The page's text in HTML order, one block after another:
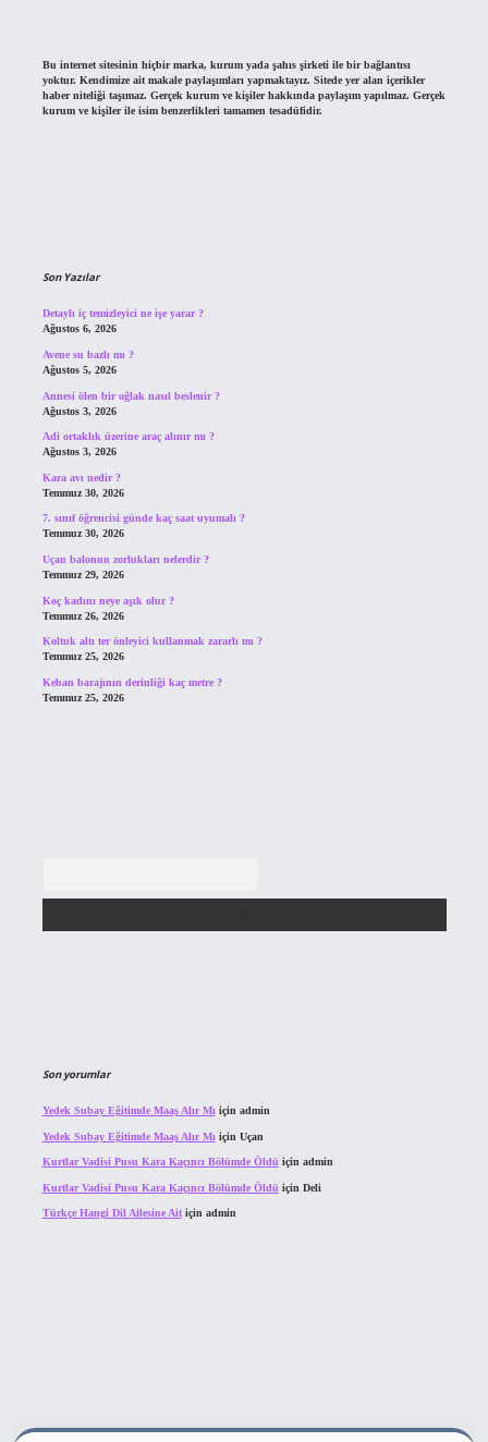
Bu internet sitesinin hiçbir marka, kurum yada şahıs şirketi ile bir bağlantısı
yoktur. Kendimize ait makale paylaşımları yapmaktayız. Sitede yer alan içerikler
haber niteliği taşımaz. Gerçek kurum ve kişiler hakkında paylaşım yapılmaz. Gerçek
kurum ve kişiler ile isim benzerlikleri tamamen tesadüfidir.
Son Yazılar
Detaylı iç temizleyici ne işe yarar ?
Ağustos 6, 2026
Avene su bazlı mı ?
Ağustos 5, 2026
Annesi ölen bir oğlak nasıl beslenir ?
Ağustos 3, 2026
Adi ortaklık üzerine araç alınır mı ?
Ağustos 3, 2026
Kara avı nedir ?
Temmuz 30, 2026
7. sınıf öğrencisi günde kaç saat uyumalı ?
Temmuz 30, 2026
Uçan balonun zorlukları nelerdir ?
Temmuz 29, 2026
Koç kadını neye aşık olur ?
Temmuz 26, 2026
Koltuk altı ter önleyici kullanmak zararlı mı ?
Temmuz 25, 2026
Keban barajının derinliği kaç metre ?
Temmuz 25, 2026
Son yorumlar
Yedek Subay Eğitimde Maaş Alır Mı için admin
Yedek Subay Eğitimde Maaş Alır Mı için Uçan
Kurtlar Vadisi Pusu Kara Kaçıncı Bölümde Öldü için admin
Kurtlar Vadisi Pusu Kara Kaçıncı Bölümde Öldü için Deli
Türkçe Hangi Dil Ailesine Aitiçin admin